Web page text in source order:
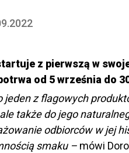
z pierwszą w
od 5 września do
jeden z flagowych
także do jego
odbiorców w jej
smaku – mówi